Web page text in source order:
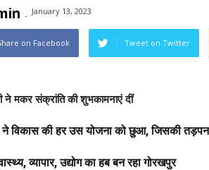
- January 13, 2023
on Facebook Tweet on Twitter
ने मकर संक्रांति की शुभकामनाएं दीं
ने विकास की हर उस योजना को छुआ, जिसकी
व्यापार, उद्योग का हब बन रहा गोरखपुर